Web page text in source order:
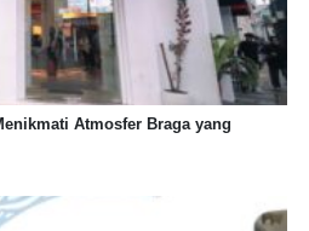
Atmosfer Braga yang